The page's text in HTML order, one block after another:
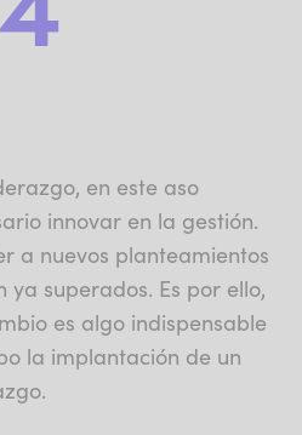
en este aso
innovar en la gestión.
a nuevos planteamientos
ya superados. Es por ello,
es algo indispensable
la implantación de un